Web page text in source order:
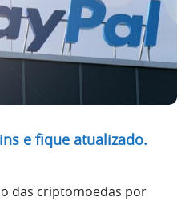
e fique atualizado.
das criptomoedas por